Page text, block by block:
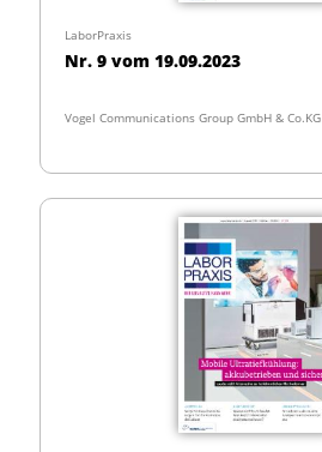
LaborPraxis
Nr. 9 vom 19.09.2023
Vogel Communications Group GmbH & Co.KG